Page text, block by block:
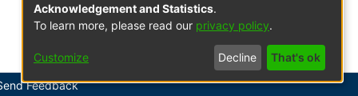
Feedback
Acknowledgement and Statistics.
To learn more, please read our privacy policy.
Customize Decline That's ok